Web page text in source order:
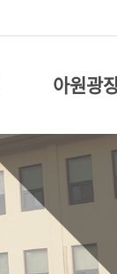
아원광